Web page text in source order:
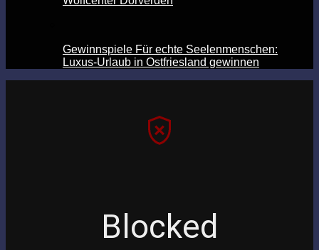
Gewinnspiele Für echte Seelenmenschen:
Luxus-Urlaub in Ostfriesland gewinnen